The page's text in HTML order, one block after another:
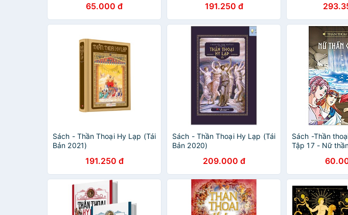
65.000 đ 191.250 đ
Sách - Thần Thoại Hy Lạp (Tái
Bản 2021)
191.250 đ
Sách - Thần Thoại Hy Lạp (Tái
Bản 2020)
209.000 đ
Sách -Thần
Tập 17 - Nữ